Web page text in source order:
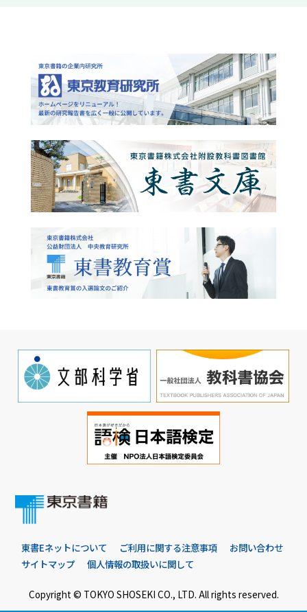
東書Eネットについて ご利用に関する注意事項
お問い合わせ
サイトマップ
個人情報の取扱いに関して
Copyright © TOKYO SHOSEKI CO., LTD. All rights reserved.